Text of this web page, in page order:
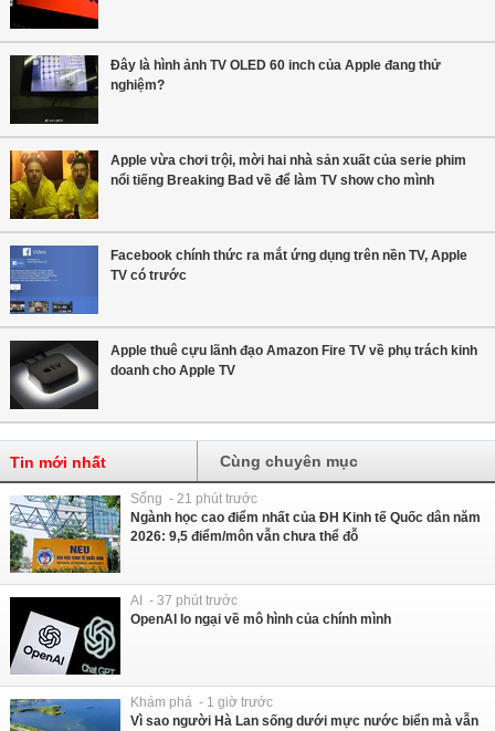
Đây là hình ảnh TV OLED 60 inch của Apple đang thử
nghiệm?
Apple vừa chơi trội, mời hai nhà sản xuất của serie phim
nổi tiếng Breaking Bad về để làm TV show cho mình
Facebook chính thức ra mắt ứng dụng trên nền TV, Apple
TV có trước
Apple thuê cựu lãnh đạo Amazon Fire TV về phụ trách kinh
doanh cho Apple TV
Tin mới nhất Cùng chuyên mục
Sống - 21 phút trước
Ngành học cao điểm nhất của ĐH Kinh tế Quốc dân năm
2026: 9,5 điểm/môn vẫn chưa thể đỗ
AI - 37 phút trước
OpenAI lo ngại về mô hình của chính mình
Khám phá - 1 giờ trước
Vì sao người Hà Lan sống dưới mực nước biển mà vẫn